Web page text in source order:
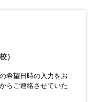
）
希望日時の入力をお
らご連絡させていた